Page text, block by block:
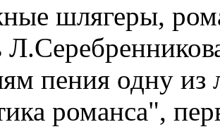
шлягеры,
пения одну
романса",